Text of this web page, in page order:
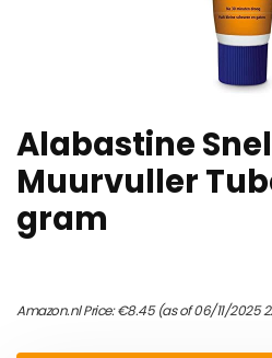
Alabastine
Muurvuller
gram
Amazon.nl Price:€8.45(as of 06/11/2025